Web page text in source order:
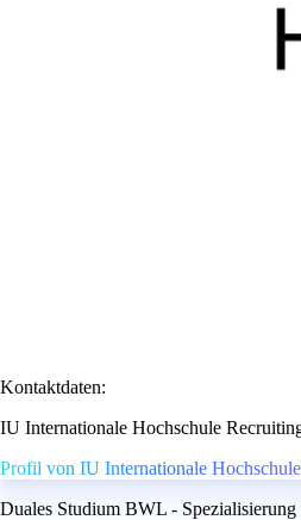
Kontaktdaten:
IU Internationale Hochschule
Profil von IU Internationale
Duales Studium BWL -